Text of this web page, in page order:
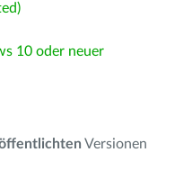
10 oder neuer
Versionen